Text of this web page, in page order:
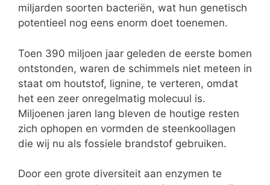
miljarden soorten bacteriën, wat hun genetisch
potentieel nog eens enorm doet toenemen.
Toen 390 miljoen jaar geleden de eerste bomen
ontstonden, waren de schimmels niet meteen in
staat om houtstof, lignine, te verteren, omdat
het een zeer onregelmatig molecuul is.
Miljoenen jaren lang bleven de houtige resten
zich ophopen en vormden de steenkoollagen
die wij nu als fossiele brandstof gebruiken.
Door een grote diversiteit aan enzymen te